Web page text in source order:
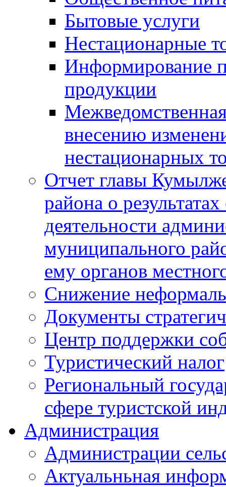
Бытовые услуги
Нестационарные
Информирование
продукции
внесению
нестационарных
Отчет главы
района о
деятельности
муниципального
ему органов
Снижение
Документы
Центр поддержки
Туристический налог
Региональный
сфере туристской
Администрация
Администрации
Актуальньная